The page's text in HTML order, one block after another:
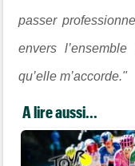
passer
envers
qu’elle m’accorde."
A lire aussi...